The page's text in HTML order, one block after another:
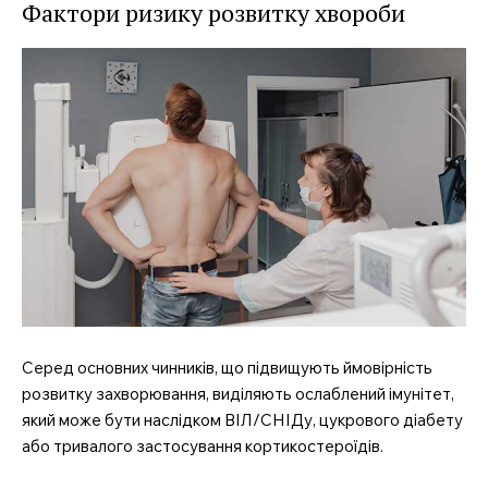
Фактори ризику розвитку хвороби
Серед основних чинників, що підвищують ймовірність
розвитку захворювання, виділяють ослаблений імунітет,
який може бути наслідком ВІЛ/СНІДу, цукрового діабету
або тривалого застосування кортикостероїдів.